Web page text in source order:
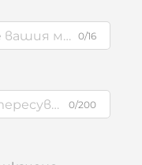
0/16
0/200